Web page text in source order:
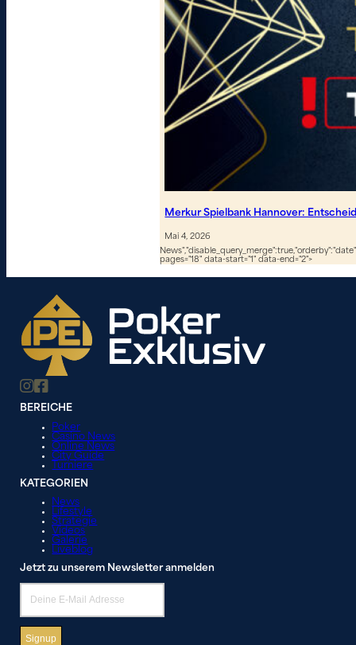
Merkur Spielbank Hannover:
Mai 4, 2026
pages="18" data-start="1" data-end="2">
BEREICHE
Poker
Casino News
Online News
City Guide
Turniere
KATEGORIEN
News
Lifestyle
Strategie
Videos
Galerie
Liveblog
Jetzt zu unserem Newsletter anmelden
Signup